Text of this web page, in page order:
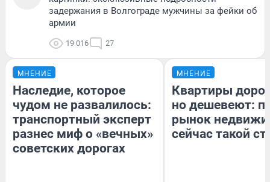
задержания в Волгограде мужчины за фейки об
армии
19 016 27
МНЕНИЕ
Наследие, которое
чудом не развалилось:
транспортный эксперт
разнес миф о «вечных»
советских дорогах
МНЕНИЕ
Квартиры
но дешевеют:
рынок
сейчас такой